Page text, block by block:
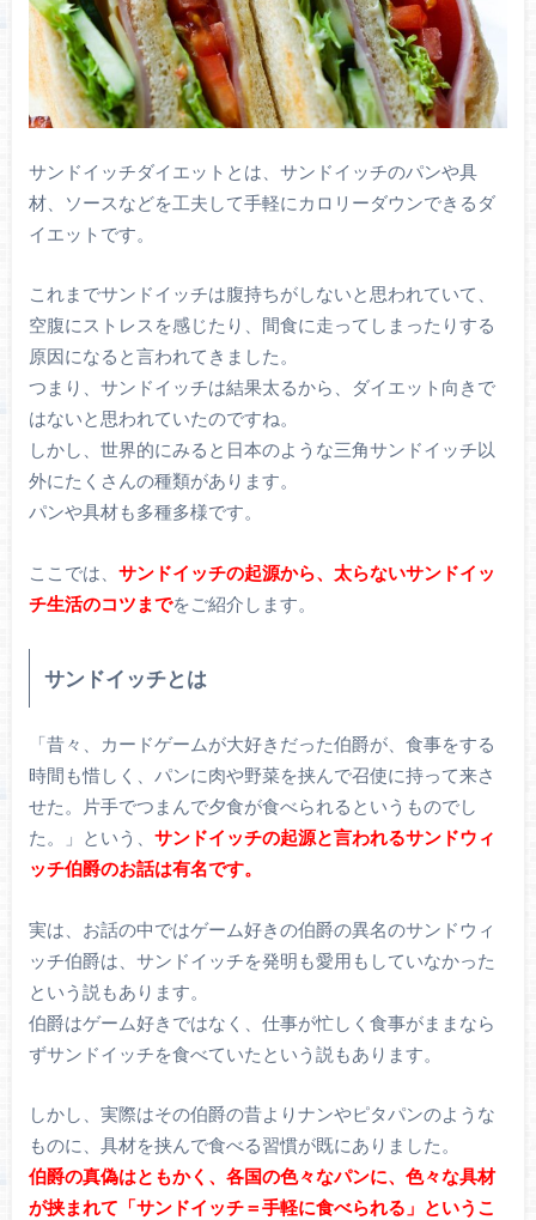
サンドイッチダイエットとは、サンドイッチのパンや具
材、ソースなどを工夫して手軽にカロリーダウンできるダ
イエットです。
これまでサンドイッチは腹持ちがしないと思われていて、
空腹にストレスを感じたり、間食に走ってしまったりする
原因になると言われてきました。
つまり、サンドイッチは結果太るから、ダイエット向きで
はないと思われていたのですね。
しかし、世界的にみると日本のような三角サンドイッチ以
外にたくさんの種類があります。
パンや具材も多種多様です。
ここでは、 サンドイッチの起源から、太らないサンドイッ
チ生活のコツまでをご紹介します。
サンドイッチとは
「昔々、カードゲームが大好きだった伯爵が、食事をする
時間も惜しく、パンに肉や野菜を挟んで召使に持って来さ
せた。片手でつまんで夕食が食べられるというものでし
た。」という、 サンドイッチの起源と言われるサンドウィ
ッチ伯爵のお話は有名です。
実は、お話の中ではゲーム好きの伯爵の異名のサンドウィ
ッチ伯爵は、サンドイッチを発明も愛用もしていなかった
という説もあります。
伯爵はゲーム好きではなく、仕事が忙しく食事がままなら
ずサンドイッチを食べていたという説もあります。
しかし、実際はその伯爵の昔よりナンやピタパンのような
ものに、具材を挟んで食べる習慣が既にありました。
伯爵の真偽はともかく、各国の色々なパンに、色々な具材
が挟まれて「サンドイッチ＝手軽に食べられる」というこ